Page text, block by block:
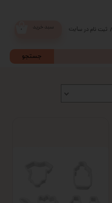
جستجو
سبد خرید / ثبت نام در سایت
تغییر گذر